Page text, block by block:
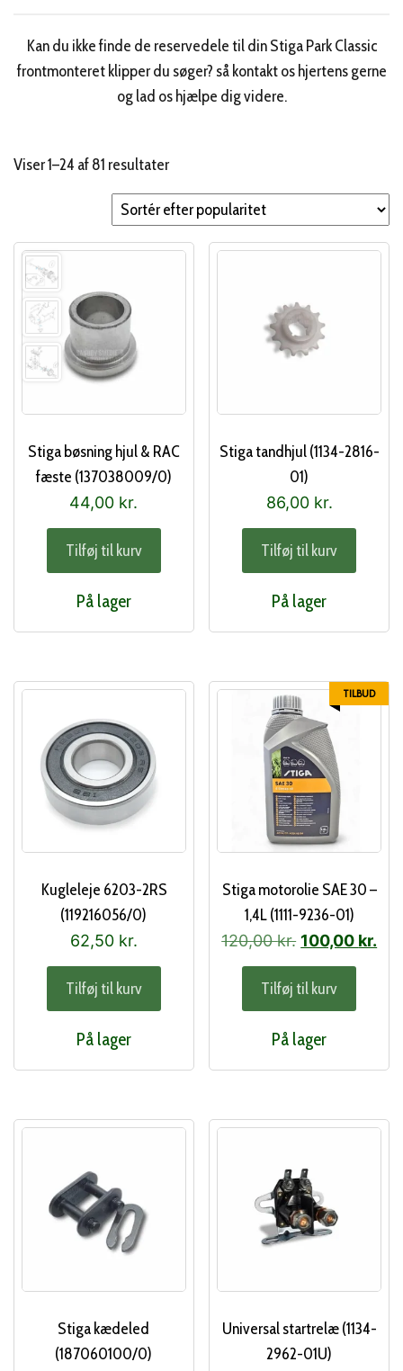
Kan du ikke finde de reservedele til din Stiga Park Classic
frontmonteret klipper du søger? så kontakt os hjertens gerne
og lad os hjælpe dig videre.
Viser 1–24 af 81 resultaterSorteret
efter
popularitet
Stiga bøsning hjul & RAC
fæste (137038009/0)
44,00 kr.
Tilføj til kurv
På lager
Stiga tandhjul (1134-2816-
01)
86,00 kr.
Tilføj til kurv
På lager
Kugleleje 6203-2RS
(119216056/0)
62,50 kr.
Tilføj til kurv
På lager
TILBUD
Stiga motorolie SAE 30 –
1,4L (1111-9236-01)
120,00kr. Den
oprindelige
pris
var:
120,00 kr..
100,00 kr.
Tilføj til kurv
På lager
Stiga kædeled
(187060100/0)
Universal startrelæ (1134-
2962-01U)